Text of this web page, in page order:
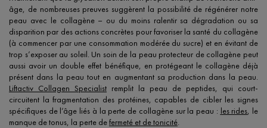
âge, de nombreuses preuves suggèrent la possibilité de régénérer notre
peau avec le collagène – ou du moins ralentir sa dégradation ou sa
disparition par des actions concrètes pour favoriser la santé du collagène
(à commencer par une consommation modérée du sucre) et en évitant de
trop s’exposer au soleil. Un soin de la peau protecteur de collagène peut
aussi avoir un double effet bénéfique, en protégeant le collagène déjà
présent dans la peau tout en augmentant sa production dans la peau.
Liftactiv Collagen Specialist remplit la peau de peptides, qui court-
circuitent la fragmentation des protéines, capables de cibler les signes
spécifiques de l’âge liés à la perte de collagène sur la peau : les rides, le
manque de tonus, la perte defermeté et de tonicité.